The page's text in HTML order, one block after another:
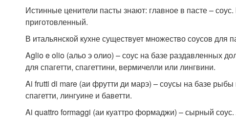
Истинные ценители пасты знают: главное в пасте –
приготовленный.
В итальянской кухне существует множество соусов для
Aglio e olio (альо э олио) – соус на базе раздавленных
для спагетти, спагеттини, вермичелли или лингвини.
Ai frutti di mare (аи фрутти ди марэ) – соусы на базе
спагетти, лингуине и баветти.
Ai quattro formaggi (аи куаттро формаджи) – сырный